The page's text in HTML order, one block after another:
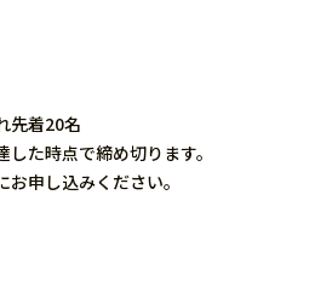
先着20名
た時点で締め切ります。
申し込みください。